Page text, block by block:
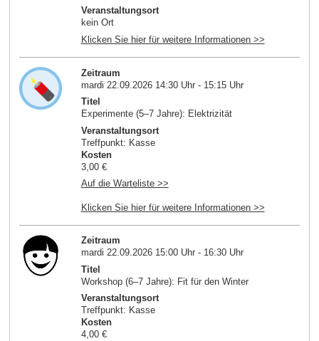
Veranstaltungsort
kein Ort
Klicken Sie hier für weitere Informationen >>
Zeitraum
mardi 22.09.2026 14:30 Uhr - 15:15 Uhr
Titel
Experimente (5–7 Jahre): Elektrizität
Veranstaltungsort
Treffpunkt: Kasse
Kosten
3,00 €
Auf die Warteliste >>
Klicken Sie hier für weitere Informationen >>
Zeitraum
mardi 22.09.2026 15:00 Uhr - 16:30 Uhr
Titel
Workshop (6–7 Jahre): Fit für den Winter
Veranstaltungsort
Treffpunkt: Kasse
Kosten
4,00 €